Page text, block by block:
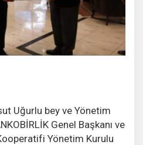
Uğurlu bey ve Yönetim
Genel Başkanı ve
Yönetim Kurulu